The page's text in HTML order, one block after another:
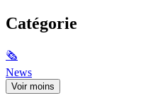
Catégorie
🗞
News
Voir moins